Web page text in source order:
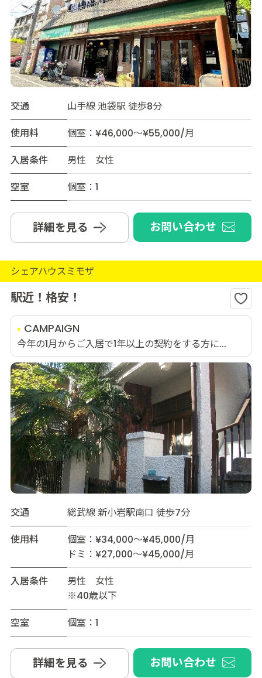
交通
山手線 池袋駅 徒歩8分
使用料
個室：¥46,000～¥55,000/月
入居条件
男性 女性
空室
個室：1
詳細を見る お問い合わせ
シェアハウスミモザ
駅近！格安！
CAMPAIGN
今年の1月からご入居で1年以上の契約をする方に...
交通
総武線 新小岩駅南口 徒歩7分
使用料
個室：¥34,000～¥45,000/月
ドミ：¥27,000～¥45,000/月
入居条件
男性 女性
※40歳以下
空室
個室：1
詳細を見る お問い合わせ